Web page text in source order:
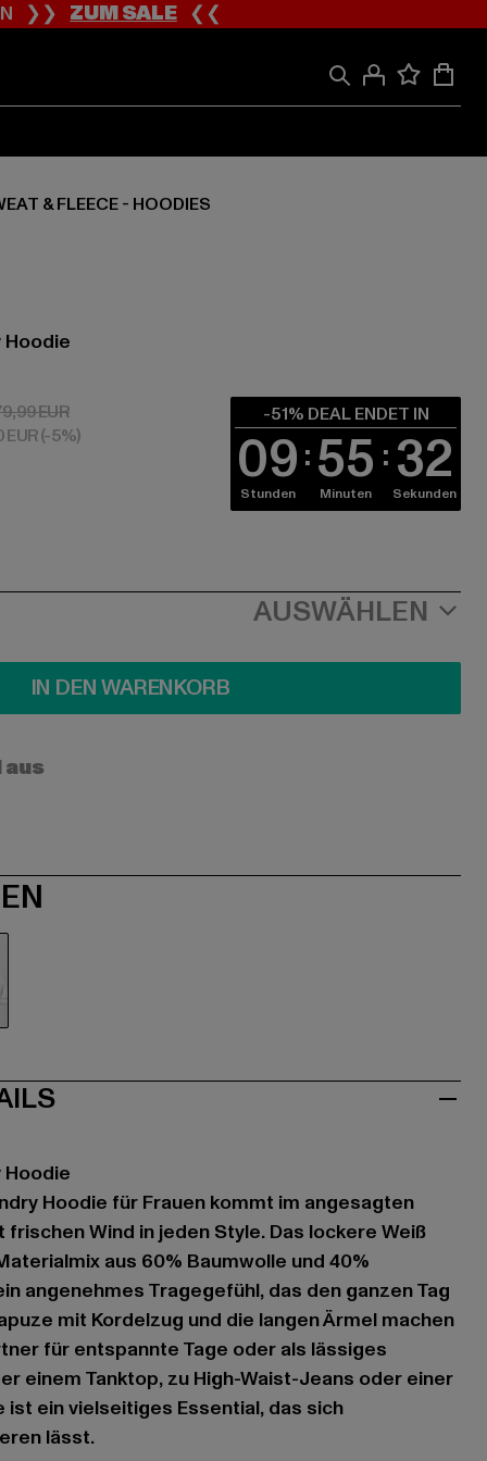
❯❯ZUM SALE❮❮
& FLEECE - HOODIES
Hoodie
EUR
EURAktionspreis: 79,99 EUR
(-5%)
-51% DEAL ENDET IN
09
Stunden 55
Minuten 31
Sekunden
AUSWÄHLEN
IN DEN WARENKORB
Hoodie
Hoodie für Frauen kommt im angesagten
Wind in jeden Style. Das lockere Weiß
aus 60% Baumwolle und 40%
angenehmes Tragegefühl, das den ganzen Tag
mit Kordelzug und die langen Ärmel machen
für entspannte Tage oder als lässiges
einem Tanktop, zu High-Waist-Jeans oder einer
ist ein vielseitiges Essential, das sich
lässt.